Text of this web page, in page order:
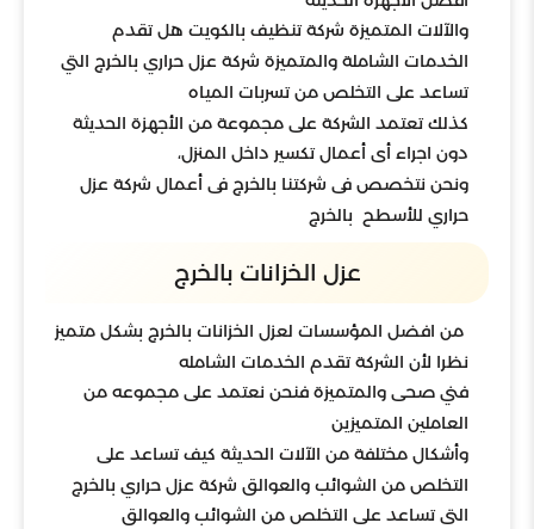
والآلات المتميزة شركة تنظيف بالكويت هل تقدم
الخدمات الشاملة والمتميزة شركة عزل حراري بالخرج التي
تساعد على التخلص من تسربات المياه
كذلك تعتمد الشركة على مجموعة من الأجهزة الحديثة
دون اجراء أى أعمال تكسير داخل المنزل،
ونحن نتخصص فى شركتنا بالخرج فى أعمال شركة عزل
حراري للأسطح بالخرج
عزل الخزانات بالخرج
من افضل المؤسسات لعزل الخزانات بالخرج بشكل متميز
نظرا لأن الشركة تقدم الخدمات الشامله
فني صحى والمتميزة فنحن نعتمد على مجموعه من
العاملين المتميزين
وأشكال مختلفة من الآلات الحديثة كيف تساعد على
التخلص من الشوائب والعوالق شركة عزل حراري بالخرج
التى تساعد على التخلص من الشوائب والعوالق